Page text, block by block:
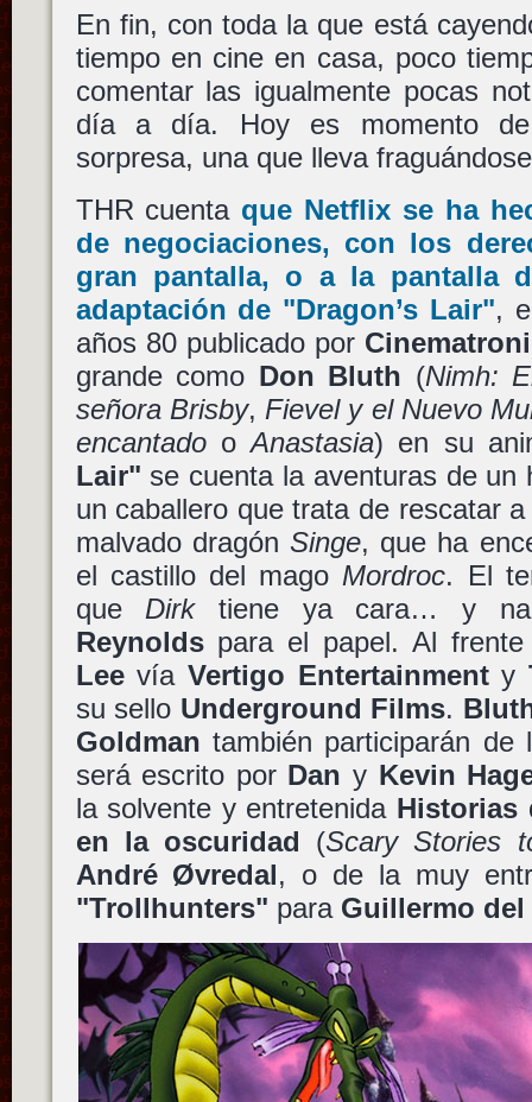
En fin, con toda la que está
tiempo en cine en casa, poco
comentar las igualmente pocas
día a día. Hoy es momento
sorpresa, una que lleva
THR cuenta que Netflix se ha
de negociaciones, con los
gran pantalla, o a la pantalla
adaptación de "Dragon’s Lair",
años 80 publicado por
grande como Don Bluth (Nimh:
señora Brisby, Fievel y el Nuevo
encantadooAnastasia) en su
Lair" se cuenta la aventuras de un
un caballero que trata de rescatar
malvado dragón Singe, que ha
el castillo del mago Mordroc. El
que Dirktiene ya cara… y
Reynoldspara el papel. Al
Leevía Vertigo Entertainmenty
su sello Underground Films.
Goldman también participarán de
será escrito por Dan y Kevin
la solvente y entretenida Historias
en la oscuridad (Scary Stories
André Øvredal, o de la muy
"Trollhunters" para Guillermo del